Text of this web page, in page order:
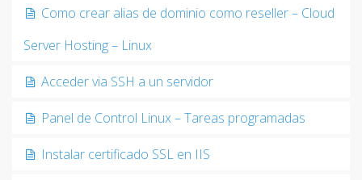
Como crear alias de dominio como reseller – Cloud
Server Hosting – Linux
Acceder via SSH a un servidor
Panel de Control Linux – Tareas programadas
Instalar certificado SSL en IIS